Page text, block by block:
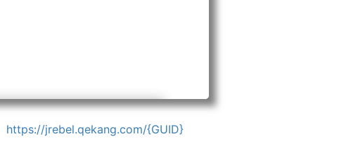
https://jrebel.qekang.com/{GUID}